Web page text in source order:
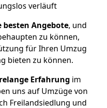
verläuft
besten Angebote, und
zu können,
für Ihren Umzug
bieten zu können.
Erfahrung im
uns auf Umzüge von
Freilandsiedlung und